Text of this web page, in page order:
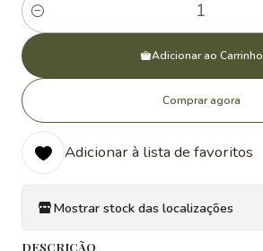
Quantidade
Adicionar ao Carrinho
Comprar agora
Adicionar à lista de favoritos
Mostrar stock das localizações
DESCRIÇÃO